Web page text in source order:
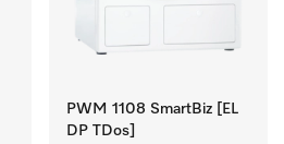
PWM 1108 SmartBiz [EL
DP TDos]